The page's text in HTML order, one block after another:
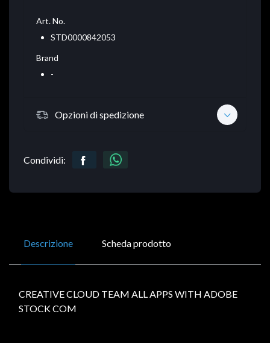
Art. No.
STD0000842053
Brand
-
Opzioni di spedizione
Condividi:
Descrizione Scheda prodotto
CREATIVE CLOUD TEAM ALL APPS WITH ADOBE
STOCK COM